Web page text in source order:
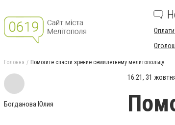
Головна Помогите спасти зрение семилетнему мелитопольцу
Богданова Юлия
16:21, 31